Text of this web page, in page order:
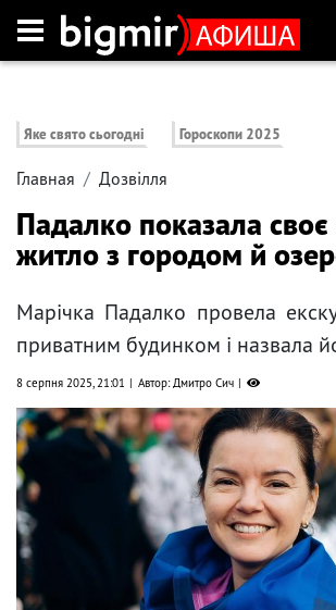
Яке свято сьогодні Гороскопи 2025
Главная Дозвілля
Падалко показала своє
житло з городом й
Марічка Падалко провела
приватним будинком і назвала
8 серпня 2025, 21:01 Автор: Дмитро Сич